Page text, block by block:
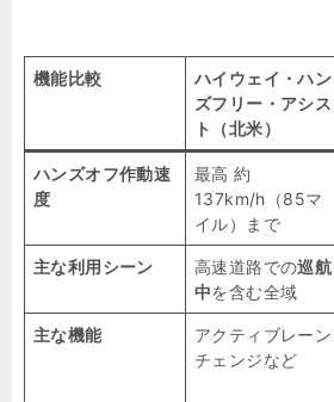
機能比較
ハイウェイ・ハン
ズフリー・アシス
ト（北米）
ハンズオフ作動速
度
最高 約
137km/h（85マ
イル）まで
主な利用シーン 高速道路での巡航
中を含む全域
主な機能
アクティブレーン
チェンジなど